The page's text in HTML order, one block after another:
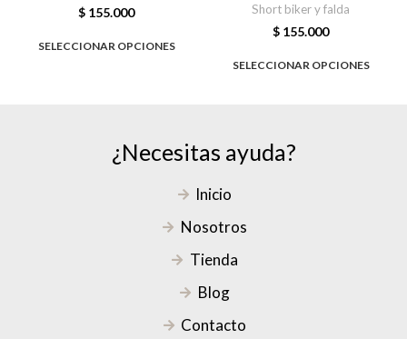
$ 155.000
SELECCIONAR OPCIONES
Short biker y falda
$ 155.000
SELECCIONAR OPCIONES
¿Necesitas ayuda?
Inicio
Nosotros
Tienda
Blog
Contacto